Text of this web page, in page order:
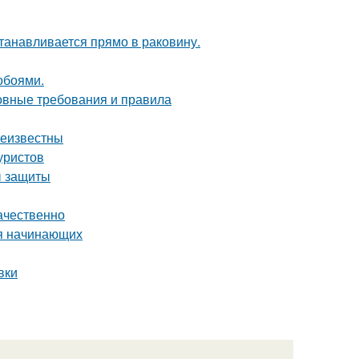
прямо в раковину.
требования и правила
защиты
начинающих